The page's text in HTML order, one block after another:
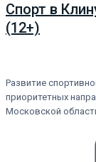
Спорт в
(12+)
Развитие
приоритетных
Московской